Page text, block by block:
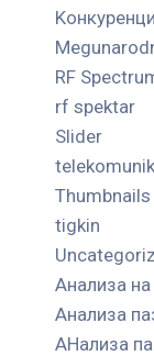
RF
rf spektar
Slider
Thumbnails
tigkin
Анализа
Анализа
АНализа